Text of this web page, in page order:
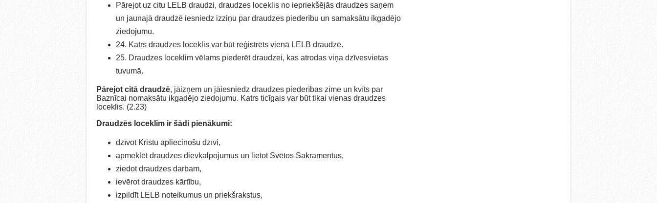
Pārejot uz citu LELB draudzi, draudzes loceklis no iepriekšējās draudzes saņem
un jaunajā draudzē iesniedz izziņu par draudzes piederību un samaksātu ikgadējo
ziedojumu.
24. Katrs draudzes loceklis var būt reģistrēts vienā LELB draudzē.
25. Draudzes loceklim vēlams piederēt draudzei, kas atrodas viņa dzīvesvietas
tuvumā.
Pārejot citā draudzē, jāizņem un jāiesniedz draudzes piederības zīme un kvīts par
Baznīcai nomaksātu ikgadējo ziedojumu. Katrs ticīgais var būt tikai vienas draudzes
loceklis. (2.23)
Draudzēs loceklim ir šādi pienākumi:
dzīvot Kristu apliecinošu dzīvi,
apmeklēt draudzes dievkalpojumus un lietot Svētos Sakramentus,
ziedot draudzes darbam,
ievērot draudzes kārtību,
izpildīt LELB noteikumus un priekšrakstus,